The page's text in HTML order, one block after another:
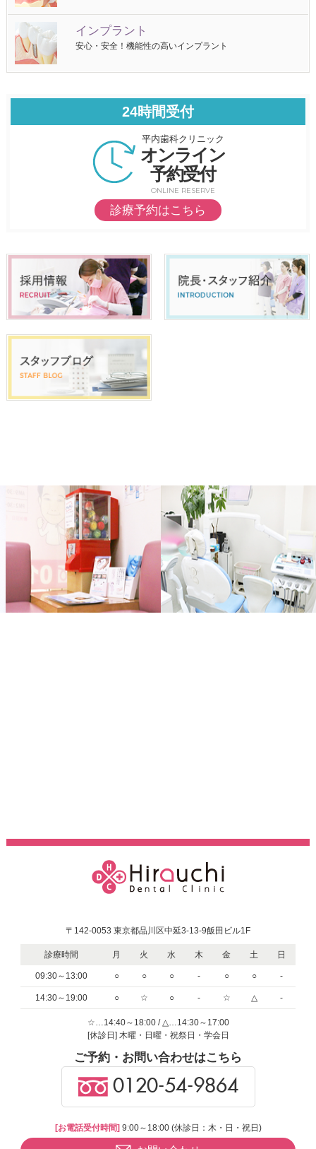
インプラント
安心・安全！機能性の高いインプラント
24時間受付
平内歯科クリニック
オンライン
予約受付
ONLINE RESERVE
診療予約はこちら
〒142-0053 東京都品川区中延3-13-9飯田ビル1F
診療時間 月 火 水 木 金 土 日
09:30～13:00 ○ ○ ○ - ○ ○ -
14:30～19:00 ○ ☆ ○ - ☆ △ -
☆…14:40～18:00 / △…14:30～17:00
[休診日] 木曜・日曜・祝祭日・学会日
ご予約・お問い合わせはこちら
0120-54-9864
[お電話受付時間] 9:00～18:00 (休診日：木・日・祝日)